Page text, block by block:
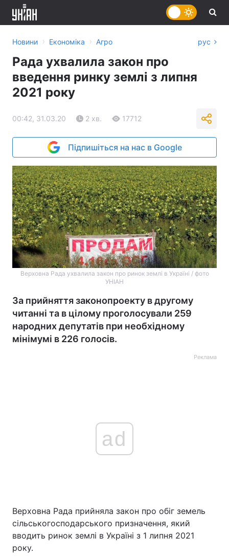
Україна Політика
Економіка
Новини › Економіка › Агро рус
Рада ухвалила закон про
введення ринку землі з липня
2021 року
00:42, 31.03.20 2 хв. 17712
Підпишіться на нас в Google
Верховна Рада ухвалила закон про ринок землі в Україні / фото
УНІАН
За прийняття законопроекту в другому
читанні та в цілому проголосували 259
народних депутатів при необхідному
мінімумі в 226 голосів.
Реклама
ad
Верховна Рада прийняла закон про обіг земель
сільськогосподарського призначення, який
вводить ринок землі в Україні з 1 липня 2021
року.